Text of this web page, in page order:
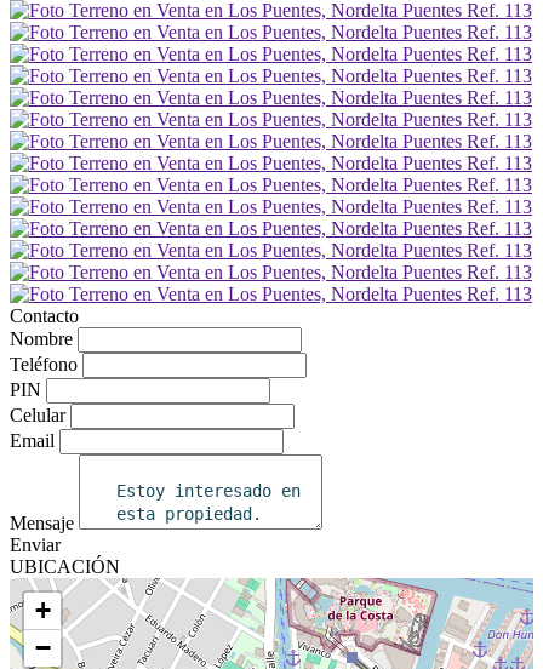
Contacto
Nombre
Teléfono
PIN
Celular
Email
Mensaje
Enviar
UBICACIÓN
+
−